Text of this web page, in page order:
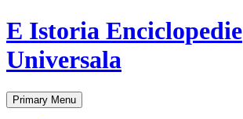
E Istoria Enciclopedie
Universala
Search
Primary Menu Skip
to